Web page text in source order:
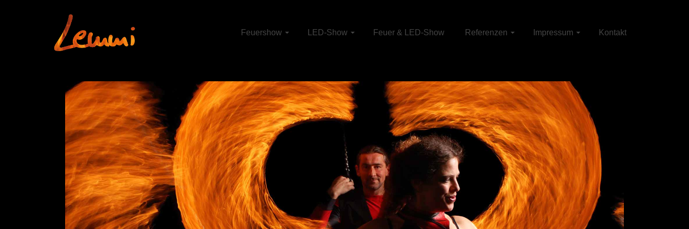
Feuershow LED-Show Feuer & LED-Show Referenzen Impressum Kontakt